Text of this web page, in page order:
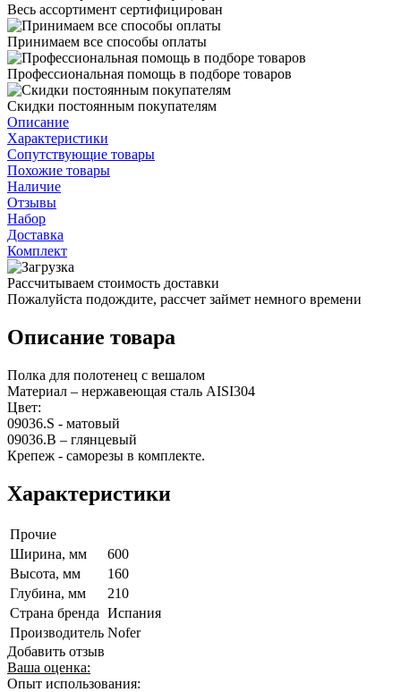
Весь ассортимент сертифицирован
Принимаем все способы оплаты
Профессиональная помощь в подборе товаров
Скидки постоянным покупателям
Описание
Характеристики
Сопутствующие товары
Похожие товары
Наличие
Отзывы
Набор
Доставка
Комплект
Рассчитываем стоимость доставки
Пожалуйста подождите, рассчет займет немного времени
Описание товара
Полка для полотенец с вешалом
Материал – нержавеющая сталь AISI304
Цвет:
09036.S - матовый
09036.B – глянцевый
Крепеж - саморезы в комплекте.
Характеристики
Прочие
Ширина, мм
600
Высота, мм
160
Глубина, мм
210
Страна бренда Испания
Производитель Nofer
Добавить отзыв
Ваша оценка:
Опыт использования: